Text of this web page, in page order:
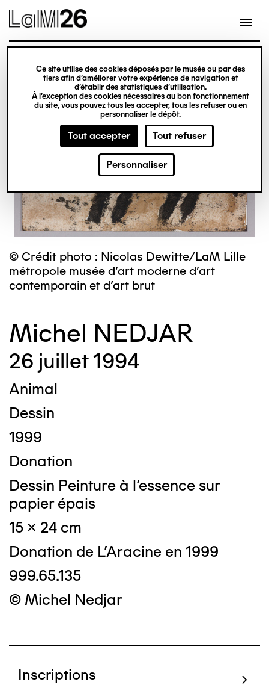
Gestion des cookies
Ce site utilise des cookies déposés par le musée ou par des
tiers afin d’améliorer votre expérience de navigation et
d’établir des statistiques d’utilisation.
À l’exception des cookies nécessaires au bon fonctionnement
du site, vous pouvez tous les accepter, tous les refuser ou en
personnaliser le dépôt.
Tout accepter Tout refuser
Personnaliser
contenu
© Crédit photo : Nicolas Dewitte/LaM Lille
métropole musée d’art moderne d’art
contemporain et d’art brut
Michel NEDJAR
26 juillet 1994
Animal
Dessin
1999
Donation
Dessin Peinture à l'essence sur
papier épais
15 x 24 cm
Donation de L'Aracine en 1999
999.65.135
© Michel Nedjar
Inscriptions